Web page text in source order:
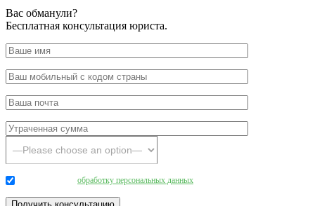
Вас обманули?
Бесплатная консультация юриста.
обработку персональных данных